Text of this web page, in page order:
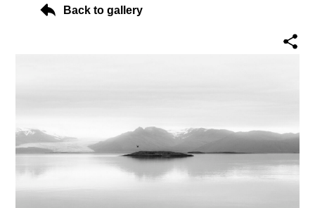
Back to gallery